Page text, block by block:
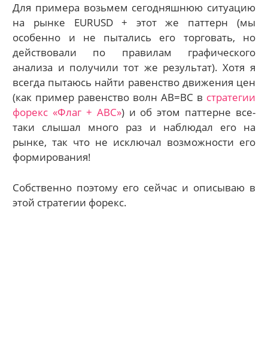
Для примера возьмем сегодняшнюю ситуацию
на рынке EURUSD + этот же паттерн (мы
особенно и не пытались его торговать, но
действовали по правилам графического
анализа и получили тот же результат). Хотя я
всегда пытаюсь найти равенство движения цен
(как пример равенство волн АВ=ВС в стратегии
форекс «Флаг + АВС») и об этом паттерне все-
таки слышал много раз и наблюдал его на
рынке, так что не исключал возможности его
формирования!
Собственно поэтому его сейчас и описываю в
этой стратегии форекс.